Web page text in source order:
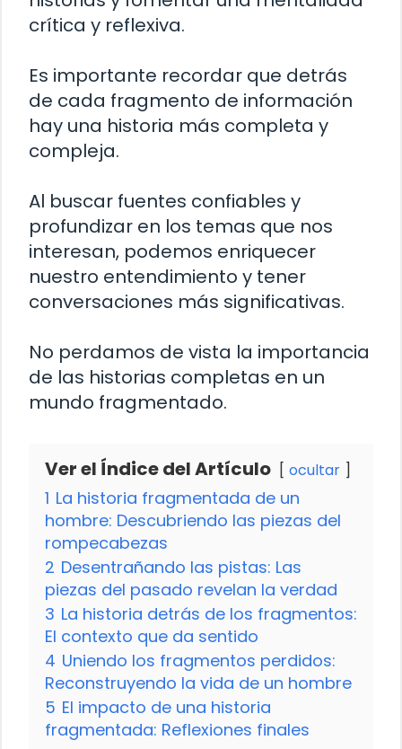
crítica y reflexiva.
Es importante recordar que detrás
de cada fragmento de información
hay una historia más completa y
compleja.
Al buscar fuentes confiables y
profundizar en los temas que nos
interesan, podemos enriquecer
nuestro entendimiento y tener
conversaciones más significativas.
No perdamos de vista la importancia
de las historias completas en un
mundo fragmentado.
Ver el Índice del Artículo ocultar
1 La historia fragmentada de un
hombre: Descubriendo las piezas del
rompecabezas
2 Desentrañando las pistas: Las
piezas del pasado revelan la verdad
3 La historia detrás de los fragmentos:
El contexto que da sentido
4 Uniendo los fragmentos perdidos:
Reconstruyendo la vida de un hombre
5 El impacto de una historia
fragmentada: Reflexiones finales